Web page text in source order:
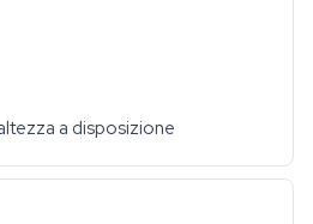
a disposizione